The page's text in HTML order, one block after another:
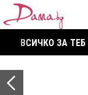
ВСИЧКО ЗА ТЕБ